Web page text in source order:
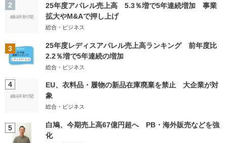
2
25年度アパレル売上高 5.3％増で5年連続増加 事業
拡大やM&Aで押し上げ
総合・ビジネス
3
25年度レディスアパレル売上高ランキング 前年度比
2.2％増で5年連続の増加
総合・ビジネス
4
EU、衣料品・履物の新品在庫廃棄を禁止 大企業が対
象
総合・ビジネス
5
白鳩、今期売上高67億円超へ PB・海外販売などを強
化